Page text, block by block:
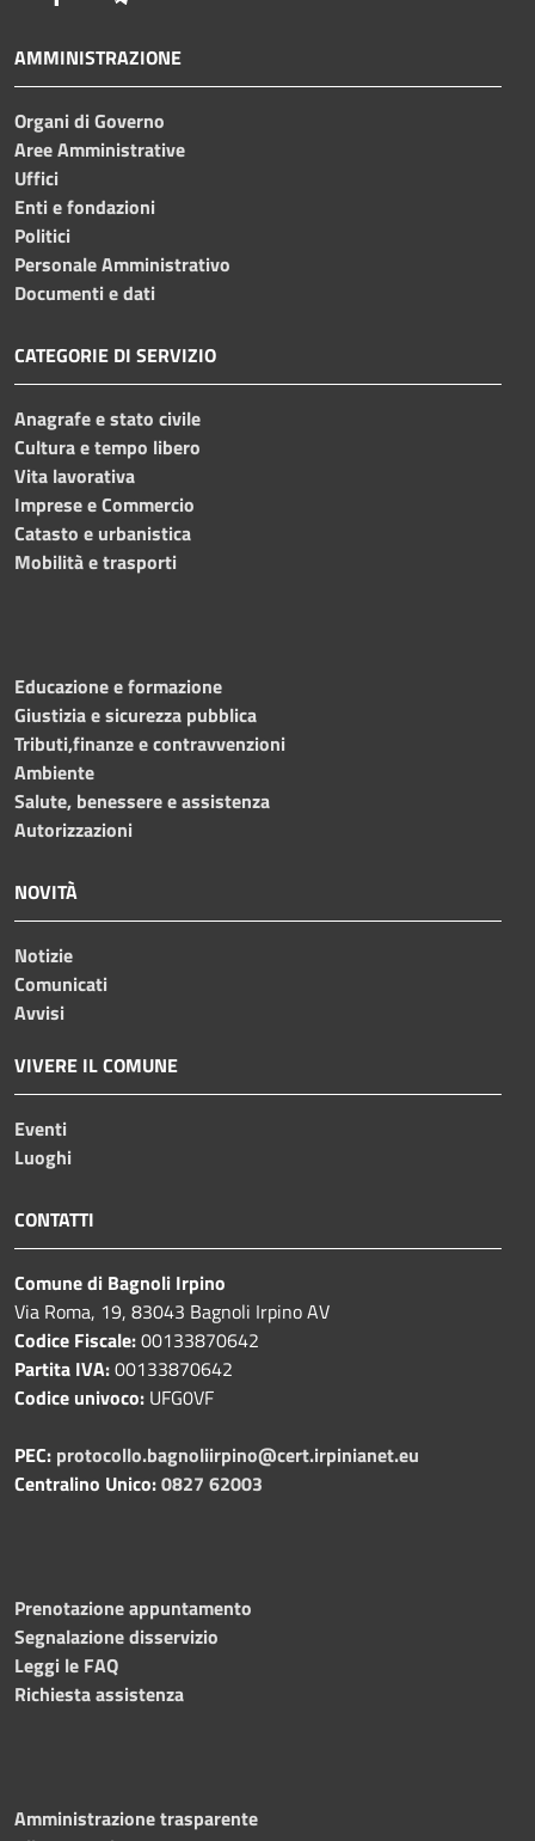
AMMINISTRAZIONE
Organi di Governo
Aree Amministrative
Uffici
Enti e fondazioni
Politici
Personale Amministrativo
Documenti e dati
CATEGORIE DI SERVIZIO
Anagrafe e stato civile
Cultura e tempo libero
Vita lavorativa
Imprese e Commercio
Catasto e urbanistica
Mobilità e trasporti
Educazione e formazione
Giustizia e sicurezza pubblica
Tributi,finanze e contravvenzioni
Ambiente
Salute, benessere e assistenza
Autorizzazioni
NOVITÀ
Notizie
Comunicati
Avvisi
VIVERE IL COMUNE
Eventi
Luoghi
CONTATTI
Comune di Bagnoli Irpino
Via Roma, 19, 83043 Bagnoli Irpino AV
Codice Fiscale:00133870642
Partita IVA:00133870642
Codice univoco: UFG0VF
PEC: protocollo.bagnoliirpino@cert.irpinianet.eu
Centralino Unico:0827 62003
Prenotazione appuntamento
Segnalazione disservizio
Leggi le FAQ
Richiesta assistenza
Amministrazione trasparente